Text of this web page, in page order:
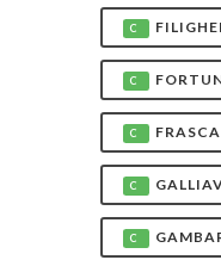
C
C
C
C
C